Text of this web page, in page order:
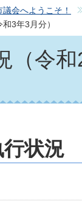
議会へようこそ！
3年3月分）
（令
状況